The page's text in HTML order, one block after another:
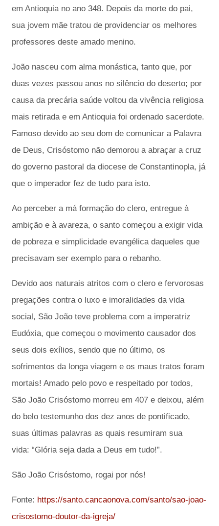
em Antioquia no ano 348. Depois da morte do pai,
sua jovem mãe tratou de providenciar os melhores
professores deste amado menino.
João nasceu com alma monástica, tanto que, por
duas vezes passou anos no silêncio do deserto; por
causa da precária saúde voltou da vivência religiosa
mais retirada e em Antioquia foi ordenado sacerdote.
Famoso devido ao seu dom de comunicar a Palavra
de Deus, Crisóstomo não demorou a abraçar a cruz
do governo pastoral da diocese de Constantinopla, já
que o imperador fez de tudo para isto.
Ao perceber a má formação do clero, entregue à
ambição e à avareza, o santo começou a exigir vida
de pobreza e simplicidade evangélica daqueles que
precisavam ser exemplo para o rebanho.
Devido aos naturais atritos com o clero e fervorosas
pregações contra o luxo e imoralidades da vida
social, São João teve problema com a imperatriz
Eudóxia, que começou o movimento causador dos
seus dois exílios, sendo que no último, os
sofrimentos da longa viagem e os maus tratos foram
mortais! Amado pelo povo e respeitado por todos,
São João Crisóstomo morreu em 407 e deixou, além
do belo testemunho dos dez anos de pontificado,
suas últimas palavras as quais resumiram sua
vida: “Glória seja dada a Deus em tudo!”.
São João Crisóstomo, rogai por nós!
Fonte: https://santo.cancaonova.com/santo/sao-joao-
crisostomo-doutor-da-igreja/